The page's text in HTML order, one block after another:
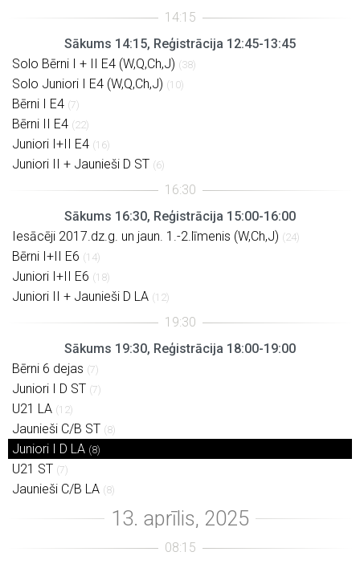
Sākums 14:15, Reģistrācija 12:45-13:45
Solo Bērni I + II E4 (W,Q,Ch,J) (38)
Solo Juniori I E4 (W,Q,Ch,J) (10)
Bērni I E4 (7)
Bērni II E4 (22)
Juniori I+II E4 (16)
Juniori II + Jaunieši D ST (6)
Sākums 16:30, Reģistrācija 15:00-16:00
Iesācēji 2017.dz.g. un jaun. 1.-2.līmenis (W,Ch,J) (24)
Bērni I+II E6 (14)
Juniori I+II E6 (18)
Juniori II + Jaunieši D LA (12)
Sākums 19:30, Reģistrācija 18:00-19:00
Bērni 6 dejas (7)
Juniori I D ST (7)
U21 LA (12)
Jaunieši C/B ST (8)
Juniori I D LA (8)
U21 ST (7)
Jaunieši C/B LA (8)